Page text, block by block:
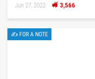
Jun 27, 2022 3,566
✍ FOR A NOTE